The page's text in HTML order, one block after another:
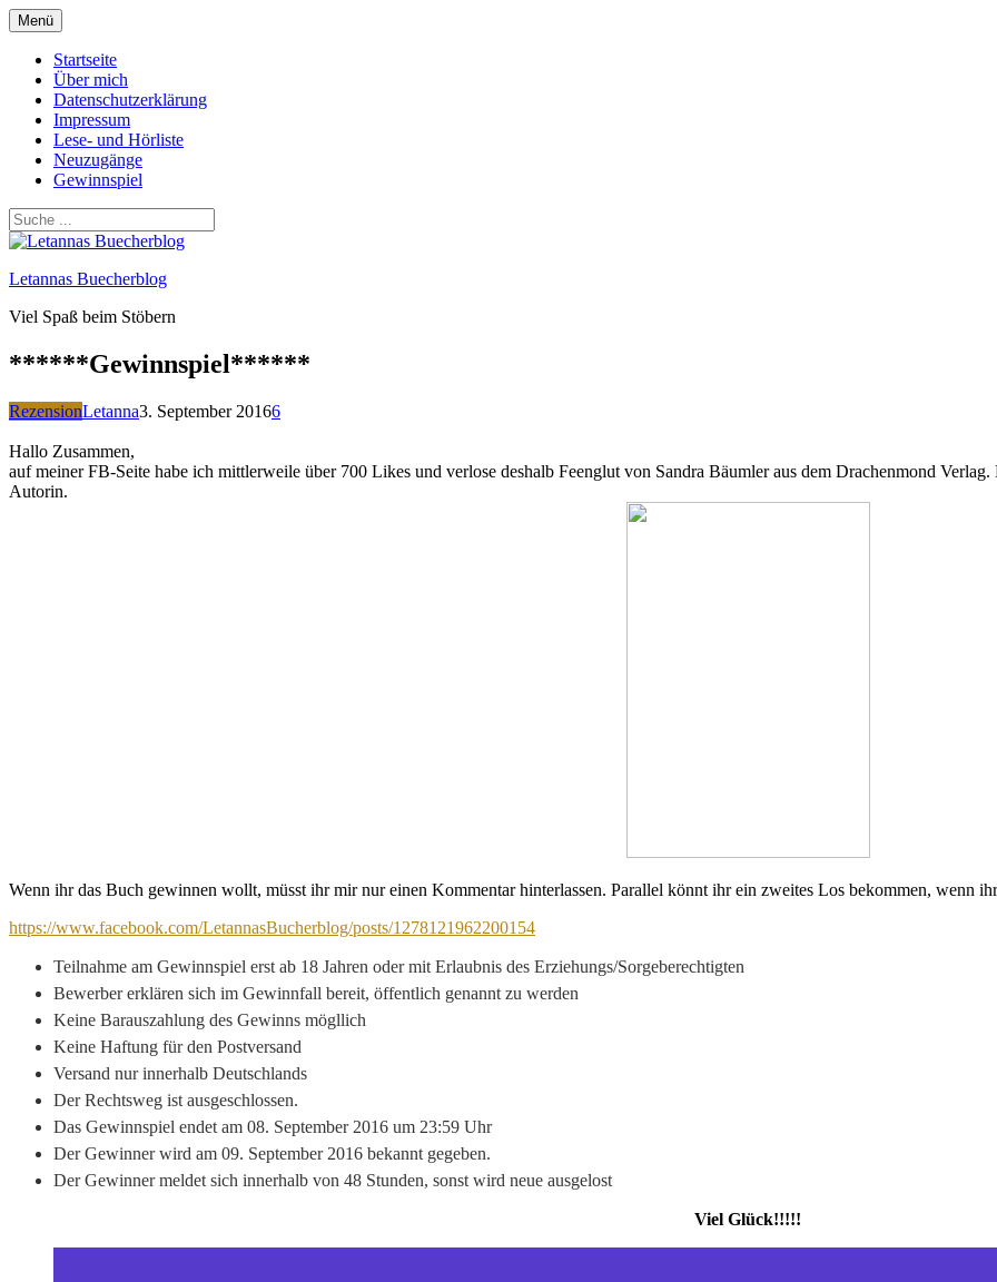
Zum
Inhalt
springen
Menü
Startseite
Über mich
Datenschutzerklärung
Impressum
Lese- und Hörliste
Neuzugänge
Gewinnspiel
Letannas Buecherblog
Viel Spaß beim Stöbern
******Gewinnspiel******
RezensionLetanna3. September 20166
Hallo Zusammen,
auf meiner FB-Seite habe ich mittlerweile über 700 Likes und verlose deshalb Feenglut von Sandra Bäumler aus dem Drachenmond
Autorin.
Wenn ihr das Buch gewinnen wollt, müsst ihr mir nur einen Kommentar hinterlassen. Parallel könnt ihr ein zweites Los bekommen, wenn
https://www.facebook.com/LetannasBucherblog/posts/1278121962200154
Teilnahme am Gewinnspiel erst ab 18 Jahren oder mit Erlaubnis des Erziehungs/Sorgeberechtigten
Bewerber erklären sich im Gewinnfall bereit, öffentlich genannt zu werden
Keine Barauszahlung des Gewinns mögllich
Keine Haftung für den Postversand
Versand nur innerhalb Deutschlands
Der Rechtsweg ist ausgeschlossen.
Das Gewinnspiel endet am 08. September 2016 um 23:59 Uhr
Der Gewinner wird am 09. September 2016 bekannt gegeben.
Der Gewinner meldet sich innerhalb von 48 Stunden, sonst wird neue ausgelost
Viel Glück!!!!!